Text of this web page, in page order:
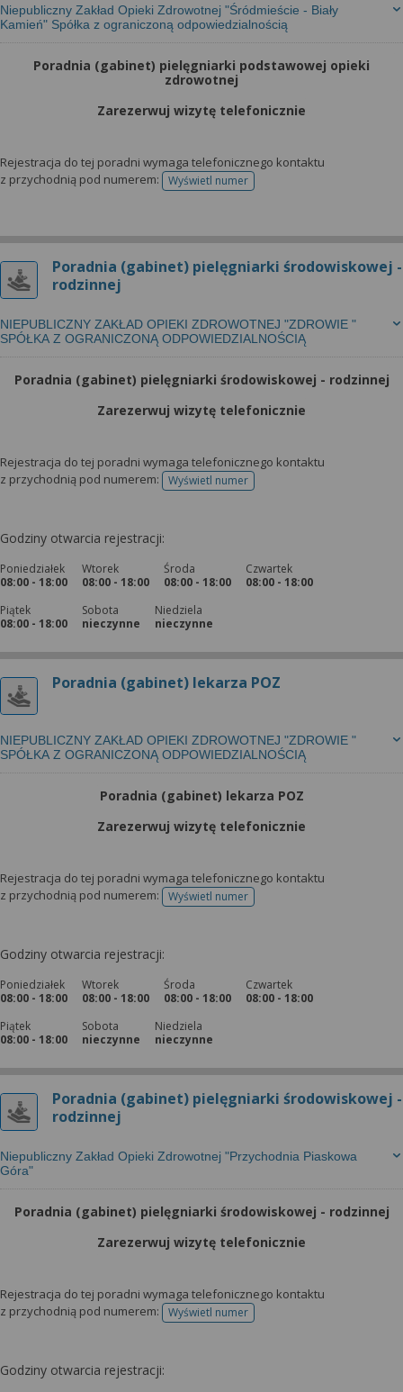
Niepubliczny Zakład Opieki Zdrowotnej "Śródmieście - Biały
Kamień" Spółka z ograniczoną odpowiedzialnością
Poradnia (gabinet) pielęgniarki podstawowej opieki
zdrowotnej
Zarezerwuj wizytę telefonicznie
Rejestracja do tej poradni wymaga telefonicznego kontaktu
z przychodnią pod numerem:
Wyświetl numertelefonu do rejestracji
Poradnia (gabinet) pielęgniarki środowiskowej -
rodzinnej
NIEPUBLICZNY ZAKŁAD OPIEKI ZDROWOTNEJ "ZDROWIE "
SPÓŁKA Z OGRANICZONĄ ODPOWIEDZIALNOŚCIĄ
Poradnia (gabinet) pielęgniarki środowiskowej - rodzinnej
Zarezerwuj wizytę telefonicznie
Rejestracja do tej poradni wymaga telefonicznego kontaktu
z przychodnią pod numerem:
Wyświetl numertelefonu do rejestracji
Godziny otwarcia rejestracji:
Poniedziałek
08:00 - 18:00
Wtorek
08:00 - 18:00
Środa
08:00 - 18:00
Czwartek
08:00 - 18:00
Piątek
08:00 - 18:00
Sobota
nieczynne
Niedziela
nieczynne
Poradnia (gabinet) lekarza POZ
NIEPUBLICZNY ZAKŁAD OPIEKI ZDROWOTNEJ "ZDROWIE "
SPÓŁKA Z OGRANICZONĄ ODPOWIEDZIALNOŚCIĄ
Poradnia (gabinet) lekarza POZ
Zarezerwuj wizytę telefonicznie
Rejestracja do tej poradni wymaga telefonicznego kontaktu
z przychodnią pod numerem:
Wyświetl numertelefonu do rejestracji
Godziny otwarcia rejestracji:
Poniedziałek
08:00 - 18:00
Wtorek
08:00 - 18:00
Środa
08:00 - 18:00
Czwartek
08:00 - 18:00
Piątek
08:00 - 18:00
Sobota
nieczynne
Niedziela
nieczynne
Poradnia (gabinet) pielęgniarki środowiskowej -
rodzinnej
Niepubliczny Zakład Opieki Zdrowotnej "Przychodnia Piaskowa
Góra"
Poradnia (gabinet) pielęgniarki środowiskowej - rodzinnej
Zarezerwuj wizytę telefonicznie
Rejestracja do tej poradni wymaga telefonicznego kontaktu
z przychodnią pod numerem:
Wyświetl numertelefonu do rejestracji
Godziny otwarcia rejestracji: